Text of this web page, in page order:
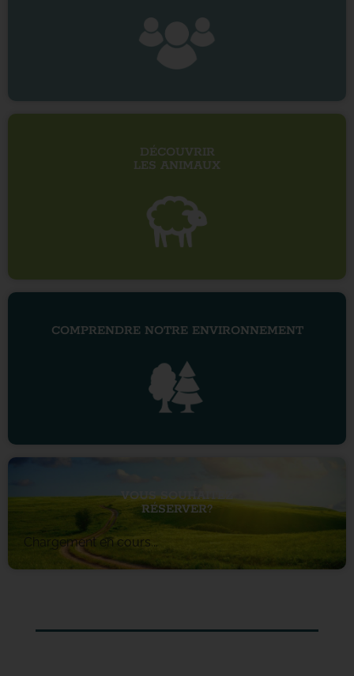
DÉCOUVRIR
LES ANIMAUX
COMPRENDRE NOTRE ENVIRONNEMENT
VOUS SOUHAITEZ
RÉSERVER?
Chargement en cours...